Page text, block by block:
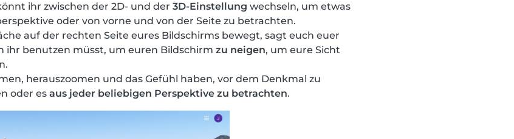
ihr zwischen der 2D- und der 3D-Einstellung wechseln, um etwas
oder von vorne und von der Seite zu betrachten.
auf der rechten Seite eures Bildschirms bewegt, sagt euch euer
ihr benutzen müsst, um euren Bildschirm zu neigen, um eure Sicht
herauszoomen und das Gefühl haben, vor dem Denkmal zu
oder es aus jeder beliebigen Perspektive zu betrachten.